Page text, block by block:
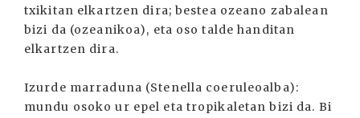
txikitan elkartzen dira; bestea ozeano zabalean
bizi da (ozeanikoa), eta oso talde handitan
elkartzen dira.
Izurde marraduna (Stenella coeruleoalba):
mundu osoko ur epel eta tropikaletan bizi da. Bi